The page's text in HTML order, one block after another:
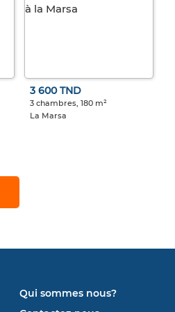
3 600 TND
3 chambres, 180 m²
La Marsa
Qui sommes nous?